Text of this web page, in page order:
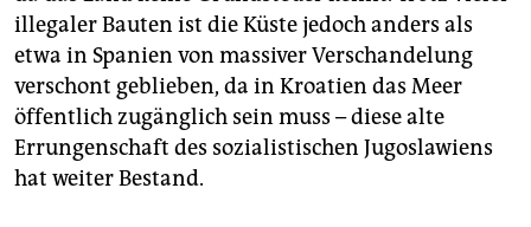
illegaler Bauten ist die Küste jedoch anders als
etwa in Spanien von massiver Verschandelung
verschont geblieben, da in Kroatien das Meer
öffentlich zugänglich sein muss – diese alte
Errungenschaft des sozialistischen Jugoslawiens
hat weiter Bestand.